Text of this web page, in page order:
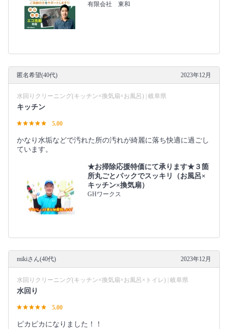
有限会社 東和
匿名希望(40代) 2023年12月
水回りクリーニング(キッチン×換気扇×お風呂) | 岐阜県
キッチン
5.00
かなり水垢などで汚れた所の汚れが綺麗に落ち快適に過ごし
ています。
★お掃除応援特価にて承ります★３箇
所丸ごとパックでスッキリ（お風呂×
キッチン×換気扇）
GHワークス
mikiさん(40代) 2023年12月
水回りクリーニング(キッチン×換気扇×お風呂×トイレ) | 岐阜県
水回り
5.00
ピカピカになりました！！